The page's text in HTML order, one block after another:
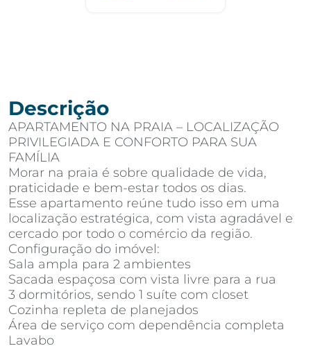
Descrição
APARTAMENTO NA PRAIA – LOCALIZAÇÃO
PRIVILEGIADA E CONFORTO PARA SUA
FAMÍLIA
Morar na praia é sobre qualidade de vida,
praticidade e bem-estar todos os dias.
Esse apartamento reúne tudo isso em uma
localização estratégica, com vista agradável e
cercado por todo o comércio da região.
Configuração do imóvel:
Sala ampla para 2 ambientes
Sacada espaçosa com vista livre para a rua
3 dormitórios, sendo 1 suíte com closet
Cozinha repleta de planejados
Área de serviço com dependência completa
Lavabo